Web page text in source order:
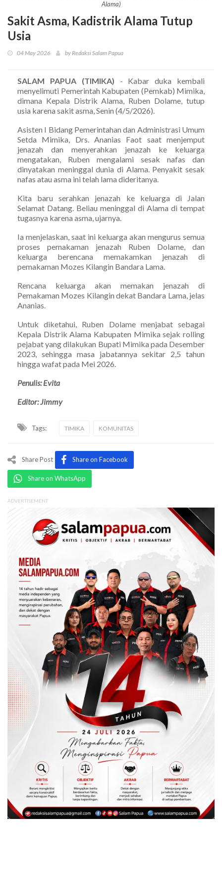
Alama)
Sakit Asma, Kadistrik Alama Tutup
Usia
04 May 2026 by Redaksi Salam Papua
SALAM PAPUA (TIMIKA) - Kabar duka kembali
menyelimuti Pemerintah Kabupaten (Pemkab) Mimika,
dimana Kepala Distrik Alama, Ruben Dolame, tutup
usia karena sakit asma, Senin (4/5/2026).
Asisten I Bidang Pemerintahan dan Administrasi Umum
Setda Mimika, Drs. Ananias Faot saat menjemput
jenazah dan menyerahkan jenazah ke keluarga
mengatakan, Ruben mengalami sesak nafas dan
dinyatakan meninggal dunia di Alama. Penyakit sesak
nafas atau asma ini telah lama dideritanya.
Kita baru serahkan jenazah ke keluarga di Jalan
Selamat Datang. Beliau meninggal di Alama di tempat
tugasnya karena asma, ujarnya.
Ia menjelaskan, saat ini keluarga akan mengurus semua
proses pemakaman jenazah Ruben Dolame, dan
keluarga berencana memakamkan jenazah di
pemakaman Mozes Kilangin Bandara Lama.
Rencana keluarga akan memakan jenazah di
Pemakaman Mozes Kilangin dekat Bandara Lama, jelas
Ananias.
Untuk diketahui, Ruben Dolame menjabat sebagai
Kepala Distrik Alama Kabupaten Mimika sejak rolling
pejabat yang dilakukan Bupati Mimika pada Desember
2023, sehingga masa jabatannya sekitar 2,5 tahun
hingga wafat pada Mei 2026.
Penulis: Evita
Editor: Jimmy
Tags: TIMIKA KOMUNITAS
Share Post Share on Facebook
Share on WhatsApp
ADVERTISEMENT